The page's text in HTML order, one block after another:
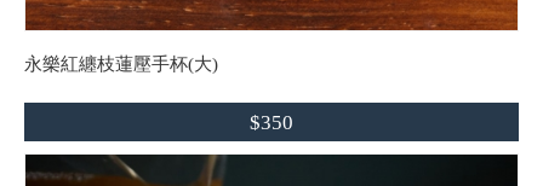
永樂紅纏枝蓮壓手杯(大)
$350